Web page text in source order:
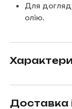
Для
олію.
Доставка